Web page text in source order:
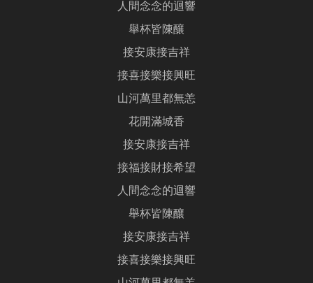
人間念念的迴響
舉杯皆陳釀
接安康接吉祥
接喜接樂接興旺
山河萬里都無恙
花開滿城香
接安康接吉祥
接福接財接希望
人間念念的迴響
舉杯皆陳釀
接安康接吉祥
接喜接樂接興旺